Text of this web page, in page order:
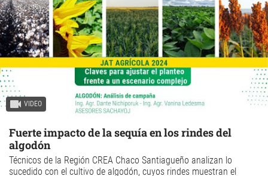
VIDEO
Fuerte impacto de la sequía en los rindes del
algodón
Técnicos de la Región CREA Chaco Santiagueño analizan lo
sucedido con el cultivo de algodón, cuyos rindes muestran el